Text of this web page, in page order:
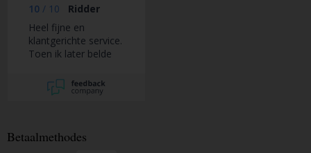
10 / 10
Ridder
Heel fijne en
klantgerichte service.
Toen ik later belde
te passen, werd ik
snel, vakkundig en
aanpassing geen
probleem
Betaalmethodes